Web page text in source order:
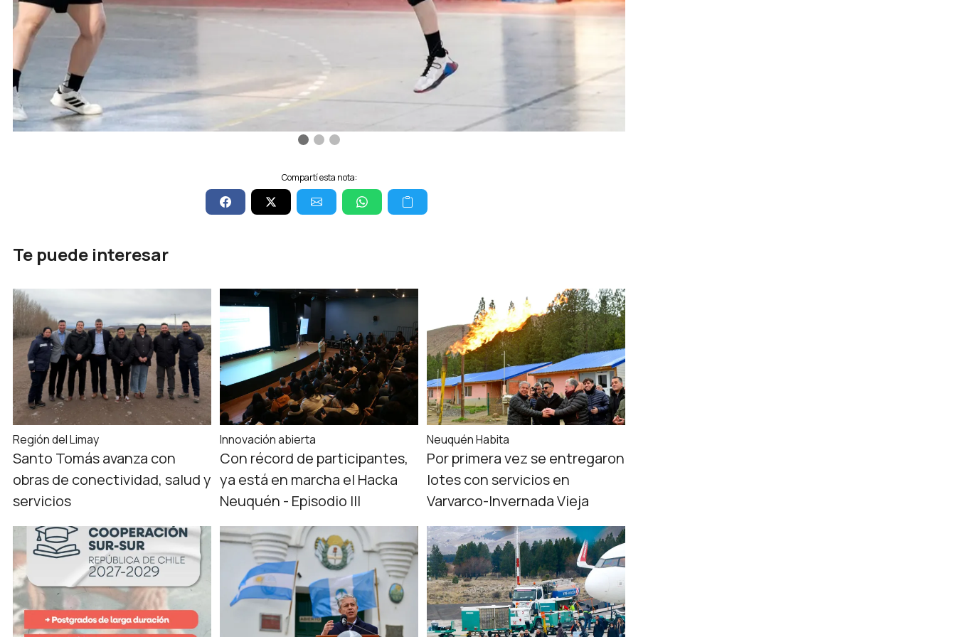
Compartí esta nota:
Te puede interesar
Región del Limay
Santo Tomás avanza con
obras de conectividad, salud y
servicios
Innovación abierta
Con récord de participantes,
ya está en marcha el Hacka
Neuquén - Episodio III
Neuquén Habita
Por primera vez se entregaron
lotes con servicios en
Varvarco-Invernada Vieja